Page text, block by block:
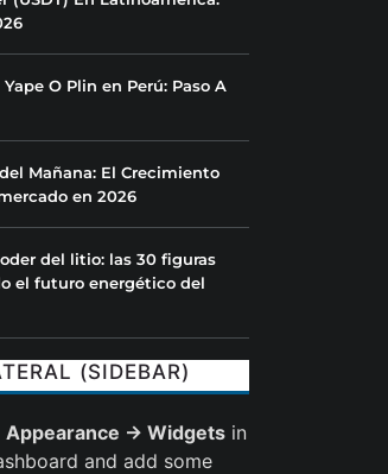
O Plin en Perú: Paso A
Mañana: El Crecimiento
en 2026
del litio: las 30 figuras
el futuro energético del
(SIDEBAR)
Appearance → Widgets in
and add some